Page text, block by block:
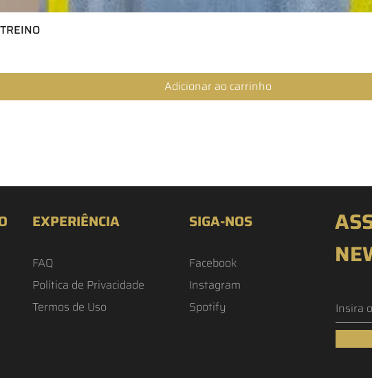
Adicionar ao carrinho
EXPERIÊNCIA
FAQ
Política de Privacidade
Termos de Uso
SIGA-NOS
Facebook
Instagram
Spotify